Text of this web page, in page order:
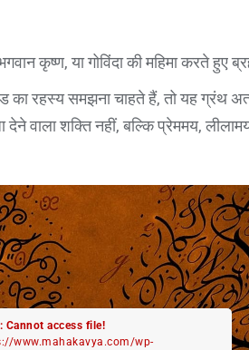
या गोविंदा की महिमा करते हुए
का रहस्य समझना चाहते हैं, तो यह ग्रंथ
देने वाला शक्ति नहीं, बल्कि प्रेममय,
Cannot access file!
www.mahakavya.com/wp-